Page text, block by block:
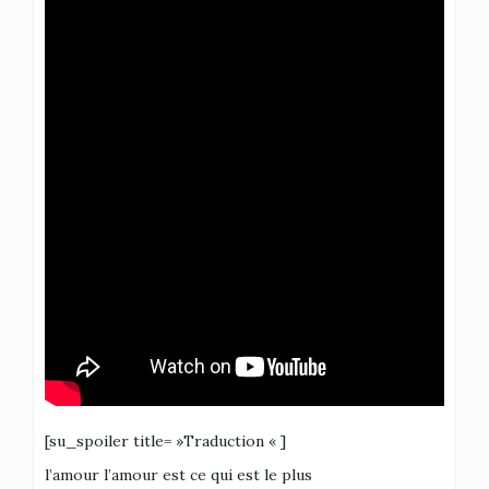
[su_spoiler title= »Traduction « ]
l’amour l’amour est ce qui est le plus